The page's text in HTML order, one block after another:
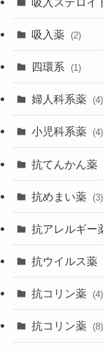
吸入薬 (2)
四環系 (1)
婦人科系薬 (4)
小児科系薬 (4)
抗てんかん薬
抗めまい薬 (3)
抗アレルギー
抗ウイルス薬
抗コリン薬 (4)
抗コリン薬 (8)